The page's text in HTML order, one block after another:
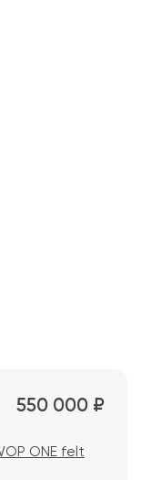
550 000 ₽
ONE felt